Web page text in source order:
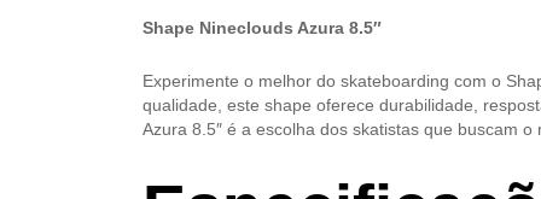
Shape Nineclouds Azura 8.5″
Experimente o melhor do skateboarding com o
qualidade, este shape oferece durabilidade,
Azura 8.5″ é a escolha dos skatistas que buscam